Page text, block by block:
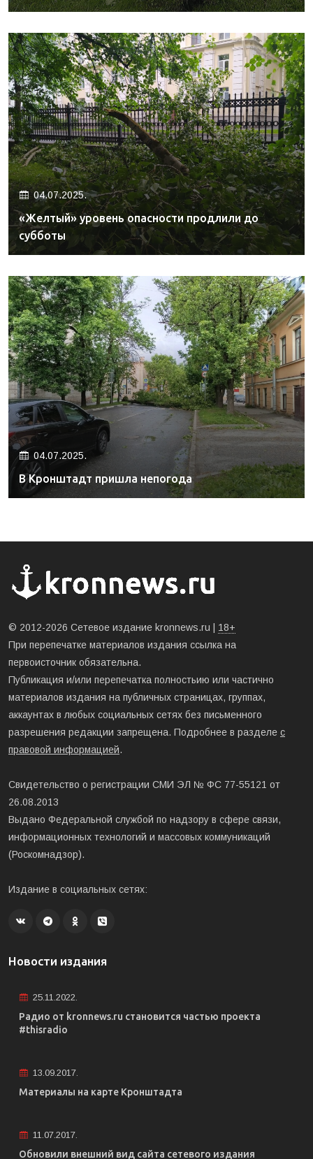
04.07.2025.
«Желтый» уровень опасности продлили до
субботы
04.07.2025.
В Кронштадт пришла непогода
© 2012-2026 Сетевое издание kronnews.ru | 18+
При перепечатке материалов издания ссылка на
первоисточник обязательна.
Публикация и/или перепечатка полностьию или частично
материалов издания на публичных страницах, группах,
аккаунтах в любых социальных сетях без письменного
разрешения редакции запрещена. Подробнее в разделе с
правовой информацией.
Свидетельство о регистрации СМИ ЭЛ № ФС 77-55121 от
26.08.2013
Выдано Федеральной службой по надзору в сфере связи,
информационных технологий и массовых коммуникаций
(Роскомнадзор).
Издание в социальных сетях:
Новости издания
25.11.2022.
Радио от kronnews.ru становится частью проекта
#thisradio
13.09.2017.
Материалы на карте Кронштадта
11.07.2017.
Обновили внешний вид сайта сетевого издания